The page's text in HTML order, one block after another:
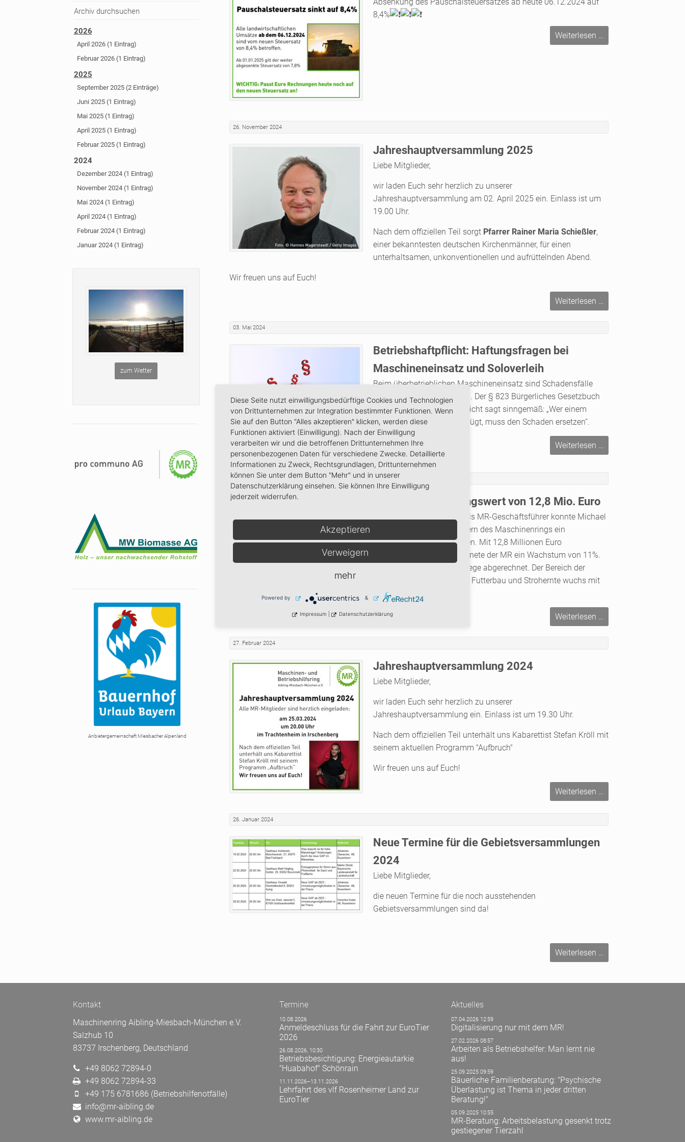
8,4%
Weiterlesen …
sinkt
26. November 2024
Jahreshauptversammlung 2025
Liebe Mitglieder,
wir laden Euch sehr herzlich zu unserer
Jahreshauptversammlung am 02. April 2025 ein. Einlass ist um
19.00 Uhr.
Nach dem offiziellen Teil sorgt Pfarrer Rainer Maria Schießler,
einer bekanntesten deutschen Kirchenmänner, für einen
unterhaltsamen, unkonventionellen und aufrüttelnden Abend.
Wir freuen uns auf Euch!
Weiterlesen …
2025
03. Mai 2024
Betriebshaftpflicht: Haftungsfragen bei
Maschineneinsatz und Soloverleih
Beim überbetrieblichen Maschineneinsatz sind Schadensfälle
leider nicht auszuschließen. Der § 823 Bürgerliches Gesetzbuch
(BGB) – Schadensersatzpflicht sagt sinngemäß: „Wer einem
anderen einen Schaden zufügt, muss den Schaden ersetzen“.
Weiterlesen …
Haftungsfragen
05. April 2024
Rekord-Verrechnungswert von 12,8 Mio. Euro
Nach seinem ersten Jahr als MR-Geschäftsführer konnte Michael
Höhensteiger den Mitgliedern des Maschinenrings ein
Rekordergebnis präsentieren. Mit 12,8 Millionen Euro
Verrechnungswert verzeichnete der MR ein Wachstum von 11%.
Es wurden über 20.000 Belege abgerechnet. Der Bereich der
abgerechneten Arbeiten für Futterbau und Strohernte wuchs mit
26% am stärksten.
Weiterlesen …
Verrechnungswert
27. Februar 2024
Jahreshauptversammlung 2024
Liebe Mitglieder,
wir laden Euch sehr herzlich zu unserer
Jahreshauptversammlung ein. Einlass ist um 19.30 Uhr.
Nach dem offiziellen Teil unterhält uns Kabarettist Stefan Kröll mit
seinem aktuellen Programm "Aufbruch"
Wir freuen uns auf Euch!
Weiterlesen …
2024
26. Januar 2024
Neue Termine für die Gebietsversammlungen
2024
Liebe Mitglieder,
die neuen Termine für die noch ausstehenden
Gebietsversammlungen sind da!
Weiterlesen …
Termine
Archiv durchsuchen
2026
April 2026 (1 Eintrag)
Februar 2026 (1 Eintrag)
2025
September 2025 (2 Einträge)
Juni 2025 (1 Eintrag)
Mai 2025 (1 Eintrag)
April 2025 (1 Eintrag)
Februar 2025 (1 Eintrag)
2024
Dezember 2024 (1 Eintrag)
November 2024 (1 Eintrag)
Mai 2024 (1 Eintrag)
April 2024 (1 Eintrag)
Februar 2024 (1 Eintrag)
Januar 2024 (1 Eintrag)
zum Wetter
Anbietergemeinschaft Miesbacher Alpenland
Kontakt
Maschinenring Aibling-Miesbach-München e.V.
Salzhub 10
83737 Irschenberg, Deutschland
+49 8062 72894-0
+49 8062 72894-33
+49 175 6781686 (Betriebshilfenotfälle)
info@mr-aibling.de
www.mr-aibling.de
Termine
10.08.2026
Anmeldeschluss für die Fahrt zur EuroTier
2026
26.08.2026, 10:30
Betriebsbesichtigung: Energieautarkie
"Huabahof" Schönrain
11.11.2026–13.11.2026
Lehrfahrt des vlf Rosenheimer Land zur
EuroTier
Aktuelles
07.04.2026 12:59
Digitalisierung nur mit dem MR!
27.02.2026 08:57
Arbeiten als Betriebshelfer: Man lernt nie
aus!
25.09.2025 09:59
Bäuerliche Familienberatung: "Psychische
Überlastung ist Thema in jeder dritten
Beratung!"
05.09.2025 10:55
MR-Beratung: Arbeitsbelastung gesenkt trotz
gestiegener Tierzahl
Diese Seite nutzt einwilligungsbedürftige Cookies und Technologien
von Drittunternehmen zur Integration bestimmter Funktionen. Wenn
Sie auf den Button "Alles akzeptieren" klicken, werden diese
Funktionen aktiviert (Einwilligung). Nach der Einwilligung
verarbeiten wir und die betroffenen Drittunternehmen Ihre
personenbezogenen Daten für verschiedene Zwecke. Detaillierte
Informationen zu Zweck, Rechtsgrundlagen, Drittunternehmen
können Sie unter dem Button "Mehr" und in unserer
Datenschutzerklärung einsehen. Sie können Ihre Einwilligung
jederzeit widerrufen.
Akzeptieren
Verweigern
mehr
Powered by &
Impressum Datenschutzerklärung